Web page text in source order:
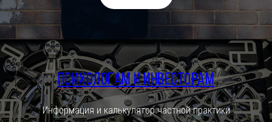
Психологам и инвесторам
Информация и калькулятор частной практики